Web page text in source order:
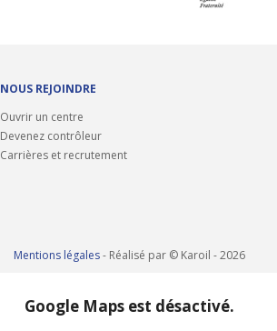
NOUS REJOINDRE
Ouvrir un centre
Devenez contrôleur
Carrières et recrutement
Mentions légales- Réalisé par © Karoil - 2026
Google Maps est désactivé.